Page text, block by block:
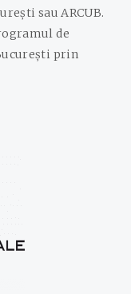
sau ARCUB.
de
prin